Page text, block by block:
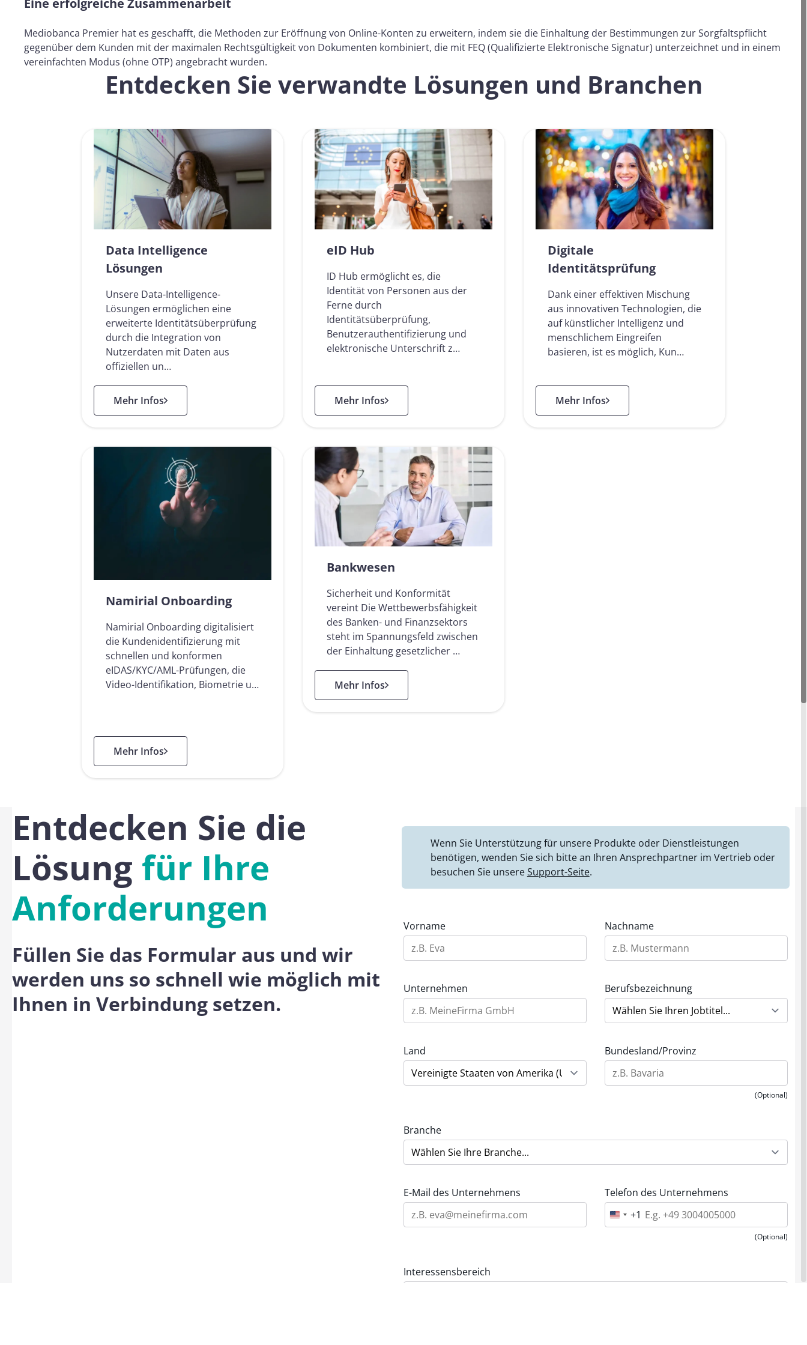
Eine erfolgreiche Zusammenarbeit
Mediobanca Premier hat es geschafft, die Methoden zur Eröffnung von Online-Konten zu erweitern, indem sie die Einhaltung der Bestimmungen zur Sorgfaltspflicht
gegenüber dem Kunden mit der maximalen Rechtsgültigkeit von Dokumenten kombiniert, die mit FEQ (Qualifizierte Elektronische Signatur) unterzeichnet und in einem
vereinfachten Modus (ohne OTP) angebracht wurden.
Entdecken Sie verwandte Lösungen und Branchen
Data Intelligence
Lösungen
Unsere Data-Intelligence-
Lösungen ermöglichen eine
erweiterte Identitätsüberprüfung
durch die Integration von
Nutzerdaten mit Daten aus
offiziellen un…
Mehr Infos
: Data Intelligence Lösungen
eID Hub
ID Hub ermöglicht es, die
Identität von Personen aus der
Ferne durch
Identitätsüberprüfung,
Benutzerauthentifizierung und
elektronische Unterschrift z…
Mehr Infos
: eID Hub
Digitale
Identitätsprüfung
Dank einer effektiven Mischung
aus innovativen Technologien, die
auf künstlicher Intelligenz und
menschlichem Eingreifen
basieren, ist es möglich, Kun…
Mehr Infos: Digitale Identitätsprüfung
Namirial Onboarding
Namirial Onboarding digitalisiert
die Kundenidentifizierung mit
schnellen und konformen
eIDAS/KYC/AML-Prüfungen, die
Video-Identifikation, Biometrie u…
Mehr Infos: Namirial Onboarding
Bankwesen
Sicherheit und Konformität
vereint Die Wettbewerbsfähigkeit
des Banken- und Finanzsektors
steht im Spannungsfeld zwischen
der Einhaltung gesetzlicher …
Mehr Infos: Bankwesen
Entdecken Sie die
Lösung für Ihre
Anforderungen
Füllen Sie das Formular aus und wir
werden uns so schnell wie möglich mit
Ihnen in Verbindung setzen.
Wenn Sie Unterstützung für unsere Produkte oder Dienstleistungen
benötigen, wenden Sie sich bitte an Ihren Ansprechpartner im Vertrieb oder
besuchen Sie unsereSupport-Seite.
Vorname Nachname
Unternehmen Berufsbezeichnung
Land Bundesland/Provinz
(Optional)
Branche
E-Mail des Unternehmens
Telefon des Unternehmens
U
n
t
+1
(Optional)
Interessensbereich